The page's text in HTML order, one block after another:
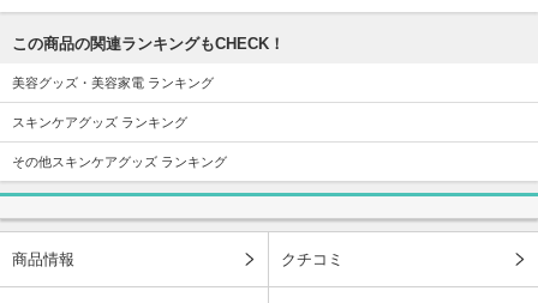
この商品の関連ランキングもCHECK！
美容グッズ・美容家電 ランキング
スキンケアグッズ ランキング
その他スキンケアグッズ ランキング
商品情報 クチコミ